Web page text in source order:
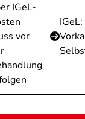
IGeL-
vor